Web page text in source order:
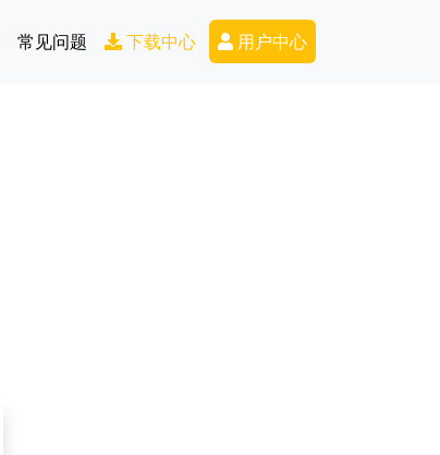
常见问题 下载中心 Secondary Menu
用户中心